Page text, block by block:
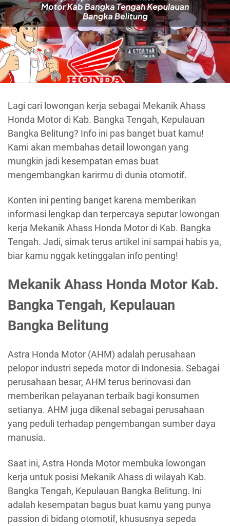
Lagi cari lowongan kerja sebagai Mekanik Ahass
Honda Motor di Kab. Bangka Tengah, Kepulauan
Bangka Belitung? Info ini pas banget buat kamu!
Kami akan membahas detail lowongan yang
mungkin jadi kesempatan emas buat
mengembangkan karirmu di dunia otomotif.
Konten ini penting banget karena memberikan
informasi lengkap dan terpercaya seputar lowongan
kerja Mekanik Ahass Honda Motor di Kab. Bangka
Tengah. Jadi, simak terus artikel ini sampai habis ya,
biar kamu nggak ketinggalan info penting!
Mekanik Ahass Honda Motor Kab.
Bangka Tengah, Kepulauan
Bangka Belitung
Astra Honda Motor (AHM) adalah perusahaan
pelopor industri sepeda motor di Indonesia. Sebagai
perusahaan besar, AHM terus berinovasi dan
memberikan pelayanan terbaik bagi konsumen
setianya. AHM juga dikenal sebagai perusahaan
yang peduli terhadap pengembangan sumber daya
manusia.
Saat ini, Astra Honda Motor membuka lowongan
kerja untuk posisi Mekanik Ahass di wilayah Kab.
Bangka Tengah, Kepulauan Bangka Belitung. Ini
adalah kesempatan bagus buat kamu yang punya
passion di bidang otomotif, khususnya sepeda